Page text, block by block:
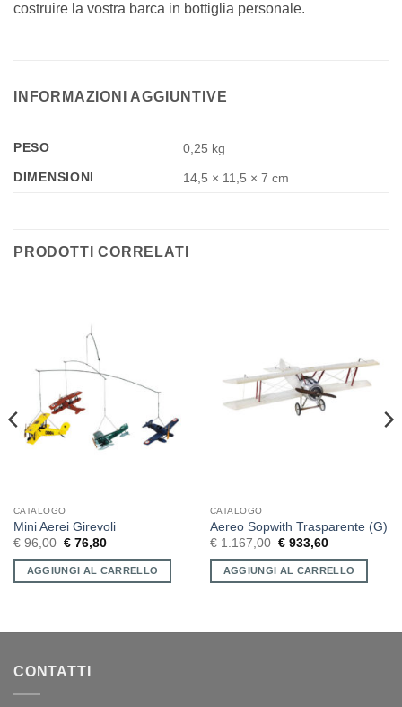
costruire la vostra barca in bottiglia personale.
INFORMAZIONI AGGIUNTIVE
PESO
0,25 kg
DIMENSIONI
14,5 × 11,5 × 7 cm
PRODOTTI CORRELATI
CATALOGO
Mini Aerei Girevoli
€96,00 €76,80
AGGIUNGI AL CARRELLO
CATALOGO
Aereo Sopwith Trasparente (G)
€1.167,00 €933,60
AGGIUNGI AL CARRELLO
CONTATTI